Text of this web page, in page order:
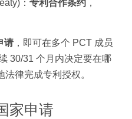
： 专利合作条约 ，
请 ，即可在多个 PCT 成员
30/31 个月内决定要在哪
法律完成专利授权。
家申请